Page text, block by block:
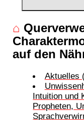
⌂
auf den
Aktuelles
Intuition und
Propheten,